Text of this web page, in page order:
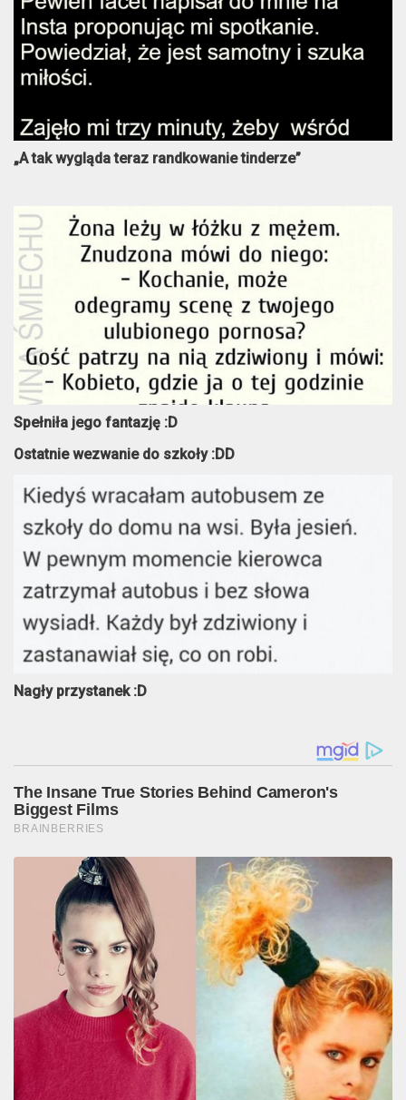
„A tak wygląda teraz randkowanie tinderze”
Spełniła jego fantazję :D
Ostatnie wezwanie do szkoły :DD
Nagły przystanek :D